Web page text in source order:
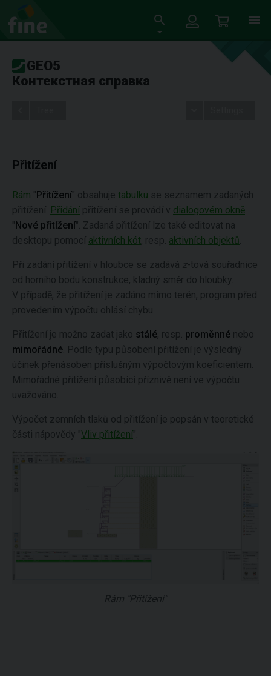
GEO5
Контекстная справка
Přitížení
Rám "Přitížení" obsahuje tabulku se seznamem zadaných
přitížení. Přidání přitížení se provádí v dialogovém okně
"Nové přitížení". Zadaná přitížení lze také editovat na
desktopu pomocí aktivních kót, resp. aktivních objektů
Při zadání přitížení v hloubce se zadává z-tová souřadnice
od horního bodu konstrukce, kladný směr do hloubky.
V případě, že přitížení je zadáno mimo terén, program před
provedením výpočtu ohlásí chybu.
Přitížení je možno zadat jako stálé, resp. proměnné nebo
mimořádné . Podle typu působení přitížení je výsledný
účinek přenásoben příslušným výpočtovým koeficientem.
Mimořádné přitížení působící příznivě není ve výpočtu
uvažováno.
Výpočet zemních tlaků od přitížení je popsán v teoretické
části nápovědy "Vliv přitížení".
Rám "Přitížení"